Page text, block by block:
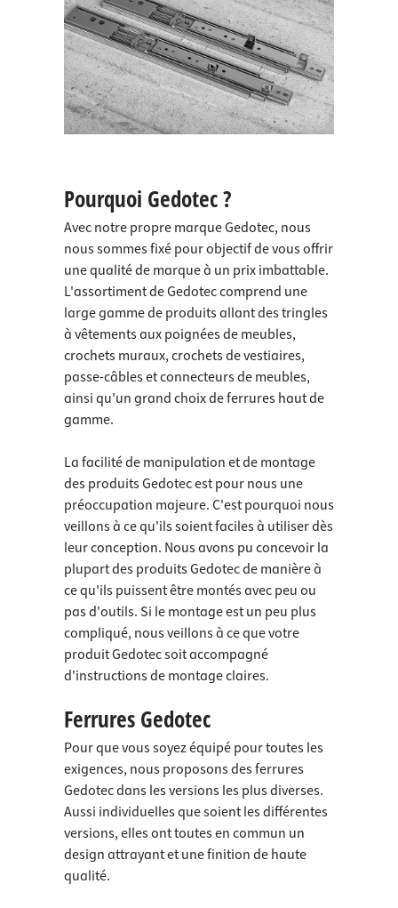
Pourquoi Gedotec ?
Avec notre propre marque Gedotec, nous
nous sommes fixé pour objectif de vous offrir
une qualité de marque à un prix imbattable.
L'assortiment de Gedotec comprend une
large gamme de produits allant des tringles
à vêtements aux poignées de meubles,
crochets muraux, crochets de vestiaires,
passe-câbles et connecteurs de meubles,
ainsi qu'un grand choix de ferrures haut de
gamme.
La facilité de manipulation et de montage
des produits Gedotec est pour nous une
préoccupation majeure. C'est pourquoi nous
veillons à ce qu'ils soient faciles à utiliser dès
leur conception. Nous avons pu concevoir la
plupart des produits Gedotec de manière à
ce qu'ils puissent être montés avec peu ou
pas d'outils. Si le montage est un peu plus
compliqué, nous veillons à ce que votre
produit Gedotec soit accompagné
d'instructions de montage claires.
Ferrures Gedotec
Pour que vous soyez équipé pour toutes les
exigences, nous proposons des ferrures
Gedotec dans les versions les plus diverses.
Aussi individuelles que soient les différentes
versions, elles ont toutes en commun un
design attrayant et une finition de haute
qualité.